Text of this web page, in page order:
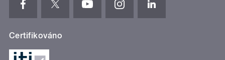
Certifikováno